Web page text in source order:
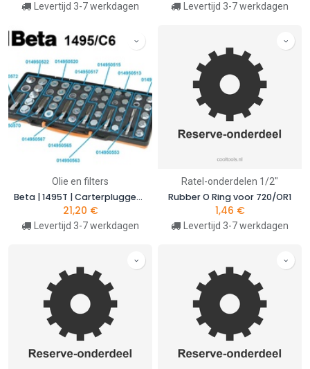
Levertijd 3-7 werkdagen Levertijd 3-7 werkdagen
Olie en filters
Beta | 1495T | Carterpluggen met opvulringen M13x1,25 voor reparatieset 1495T | 014950503
21,20 €
Levertijd 3-7 werkdagen
Ratel-onderdelen 1/2"
Rubber O Ring voor 720/OR1
1,46 €
Levertijd 3-7 werkdagen